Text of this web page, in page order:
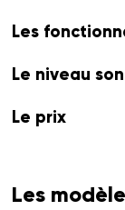
Les
Le niveau
Le prix
Les